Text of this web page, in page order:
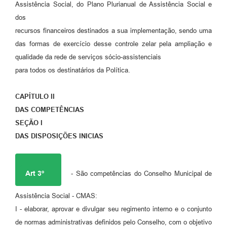
Assistência Social, do Plano Plurianual de Assistência Social e
dos
recursos financeiros destinados a sua implementação, sendo uma
das formas de exercício desse controle zelar pela ampliação e
qualidade da rede de serviços sócio-assistenciais
para todos os destinatários da Política.
CAPÍTULO II
DAS COMPETÊNCIAS
SEÇÃO I
DAS DISPOSIÇÕES INICIAS
Art 3º - São competências do Conselho Municipal de
Assistência Social - CMAS:
I - elaborar, aprovar e divulgar seu regimento interno e o conjunto
de normas administrativas definidos pelo Conselho, com o objetivo